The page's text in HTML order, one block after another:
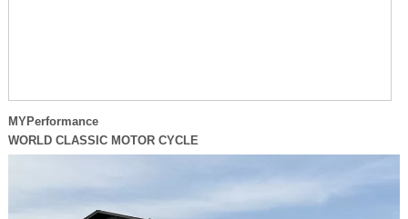
MYPerformance
WORLD CLASSIC MOTOR CYCLE